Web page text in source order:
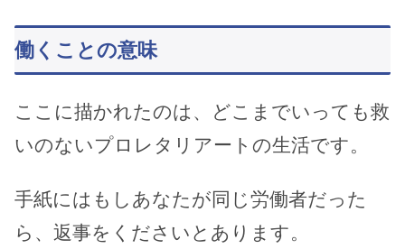
働くことの意味
ここに描かれたのは、どこまでいっても救
いのないプロレタリアートの生活です。
手紙にはもしあなたが同じ労働者だった
ら、返事をくださいとあります。